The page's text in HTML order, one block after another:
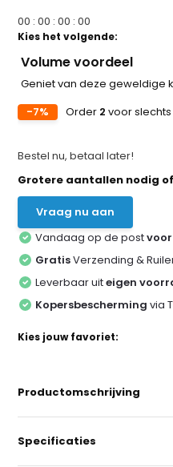
00 :00 :00 :00
Kies het volgende:
Volume voordeel
Geniet van deze geweldige
-7%
Order 2 voor slechts
Bestel nu, betaal later!
Grotere aantallen nodig
Vraag nu aan
Vandaag op de postvoor
GratisVerzending &
Leverbaar uiteigen
Kopersbescherming via
Kies jouw favoriet:
Productomschrijving
Specificaties